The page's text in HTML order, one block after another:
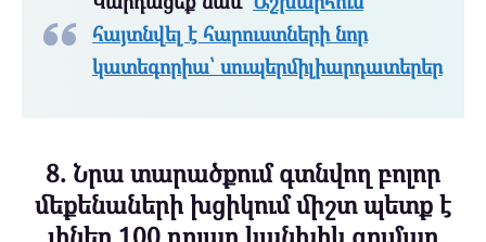
հայտնվել է հարուստների նոր
կատեգորիա՝ սուպերմիլիարդատերեր
8. Նրա տարածքում գտնվող բոլոր
մեքենաների խցիկում միշտ պետք է